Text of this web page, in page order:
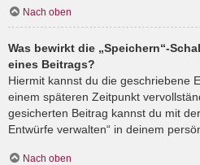
Nach oben
Was bewirkt die „Speichern“-
eines Beitrags?
Hiermit kannst du die geschriebene
einem späteren Zeitpunkt
gesicherten Beitrag kannst du mit
Entwürfe verwalten“ in deinem
Nach oben